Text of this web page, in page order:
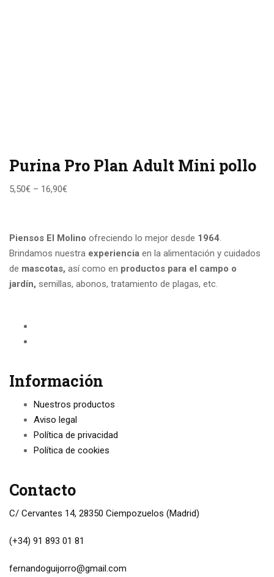
Purina Pro Plan Adult Mini pollo
5,50€ – 16,90€
Piensos El Molino ofreciendo lo mejor desde 1964
Brindamos nuestra experiencia en la alimentación y cuidados
de mascotas, así como en productos para el campo o
jardín, semillas, abonos, tratamiento de plagas, etc.
Información
Nuestros productos
Aviso legal
Política de privacidad
Política de cookies
Contacto
C/ Cervantes 14, 28350 Ciempozuelos (Madrid)
(+34) 91 893 01 81
fernandoguijorro@gmail.com